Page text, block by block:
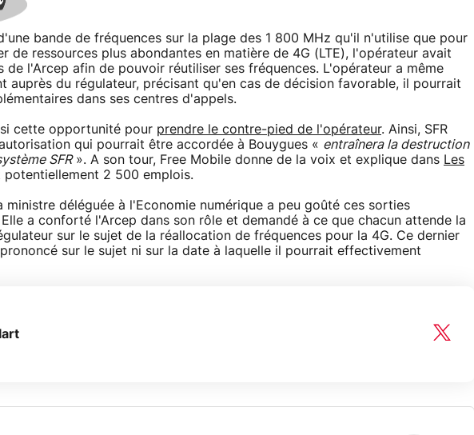
bande de fréquences sur la plage des 1 800 MHz qu'il n'utilise que pour
de ressources plus abondantes en matière de 4G (LTE), l'opérateur avait
de l'Arcep afin de pouvoir réutiliser ses fréquences. L'opérateur a même
auprès du régulateur, précisant qu'en cas de décision favorable, il pourrait
dans ses centres d'appels.
cette opportunité pour prendre le contre-pied de l'opérateur. Ainsi, SFR
qui pourrait être accordée à Bouygues « entraînera la destruction
SFR». A son tour, Free Mobile donne de la voix et explique dans Les
2 500 emplois.
ministre déléguée à l'Economie numérique a peu goûté ces sorties
a conforté l'Arcep dans son rôle et demandé à ce que chacun attende la
sur le sujet de la réallocation de fréquences pour la 4G. Ce dernier
sur le sujet ni sur la date à laquelle il pourrait effectivement